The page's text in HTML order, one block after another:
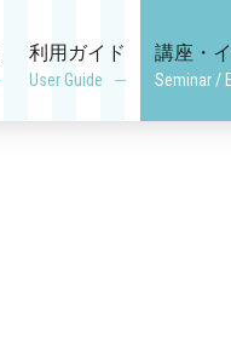
利用ガイド
User Guide
講座・
Seminar /